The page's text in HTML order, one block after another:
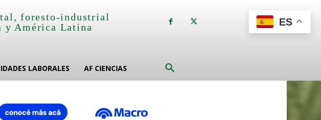
foresto-industrial
y América Latina
LABORALES AF CIENCIAS
ES